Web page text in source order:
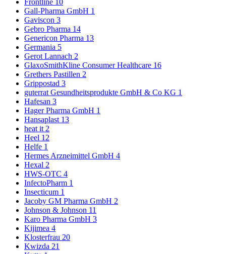
Frontline 10
Gall-Pharma GmbH 1
Gaviscon 3
Gebro Pharma 14
Genericon Pharma 13
Germania 5
Gerot Lannach 2
GlaxoSmithKline Consumer Healthcare 16
Grethers Pastillen 2
Grippostad 3
guterrat Gesundheitsprodukte GmbH & Co KG 1
Hafesan 3
Hager Pharma GmbH 1
Hansaplast 13
heat it 2
Heel 12
Helfe 1
Hermes Arzneimittel GmbH 4
Hexal 2
HWS-OTC 4
InfectoPharm 1
Insecticum 1
Jacoby GM Pharma GmbH 2
Johnson & Johnson 11
Karo Pharma GmbH 3
Kijimea 4
Klosterfrau 20
Kwizda 21